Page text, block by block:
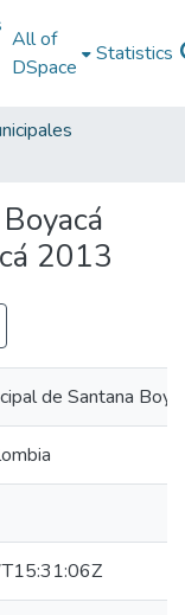
All of
DSpace
Statistics
2013
de Santana